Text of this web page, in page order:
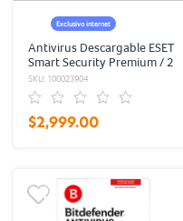
Exclusivo internet
Antivirus Descargable ESET
Smart Security Premium / 2
años / 6 dispositivos
SKU: 100023904
$2,999.00